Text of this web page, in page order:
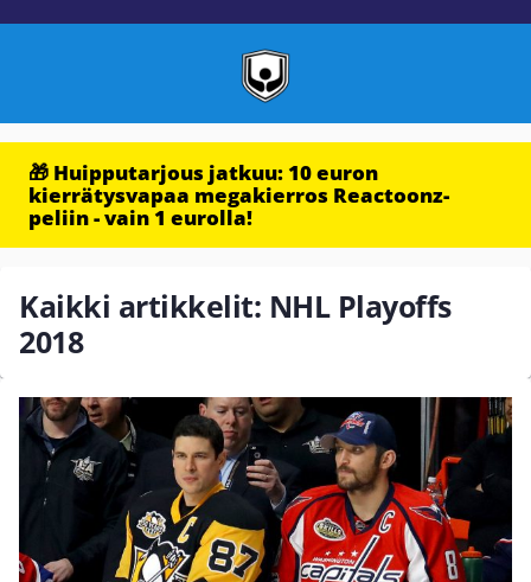
🎁 Huipputarjous jatkuu: 10 euron
kierrätysvapaa megakierros Reactoonz-
peliin - vain 1 eurolla!
Kaikki artikkelit: NHL Playoffs
2018